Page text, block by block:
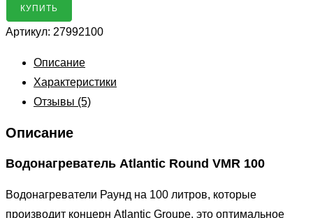
КУПИТЬ
Артикул: 27992100
Описание
Характеристики
Отзывы (5)
Описание
Водонагреватель Atlantic Round VMR 100
Водонагреватели Раунд на 100 литров, которые
производит концерн Atlantic Groupe, это оптимальное